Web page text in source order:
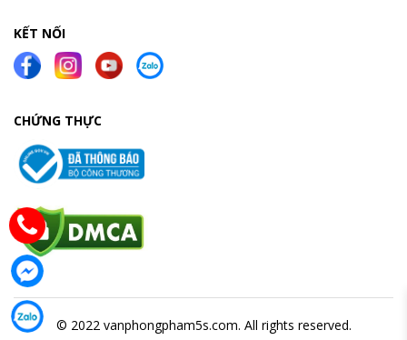
KẾT NỐI
CHỨNG THỰC
© 2022 vanphongpham5s.com. All rights reserved.